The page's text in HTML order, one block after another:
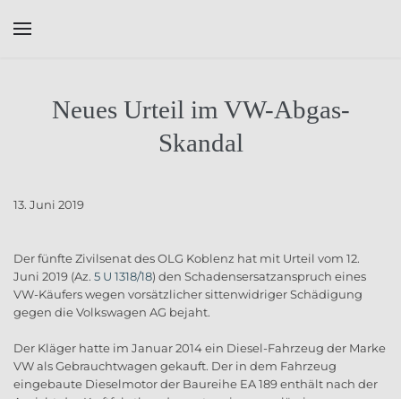
Neues Urteil im VW-Abgas-
Skandal
13. Juni 2019
Der fünfte Zivilsenat des OLG Koblenz hat mit Urteil vom 12.
Juni 2019 (Az. 5 U 1318/18) den Schadensersatzanspruch eines
VW-Käufers wegen vorsätzlicher sittenwidriger Schädigung
gegen die Volkswagen AG bejaht.
Der Kläger hatte im Januar 2014 ein Diesel-Fahrzeug der Marke
VW als Gebrauchtwagen gekauft. Der in dem Fahrzeug
eingebaute Dieselmotor der Baureihe EA 189 enthält nach der